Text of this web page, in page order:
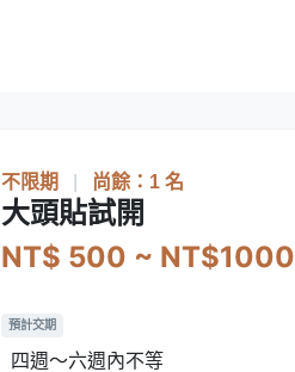
不限期 尚餘：1 名
大頭貼試開
NT$ 500 ~ NT$1000
預計交期
四週～六週內不等